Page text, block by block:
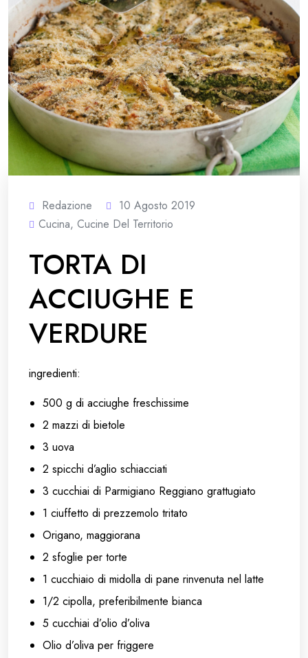
Redazione
10 Agosto 2019
Cucina, Cucine Del Territorio
TORTA DI
ACCIUGHE E
VERDURE
ingredienti:
500 g di acciughe freschissime
2 mazzi di bietole
3 uova
2 spicchi d’aglio schiacciati
3 cucchiai di Parmigiano Reggiano grattugiato
1 ciuffetto di prezzemolo tritato
Origano, maggiorana
2 sfoglie per torte
1 cucchiaio di midolla di pane rinvenuta nel latte
1/2 cipolla, preferibilmente bianca
5 cucchiai d’olio d’oliva
Olio d’oliva per friggere